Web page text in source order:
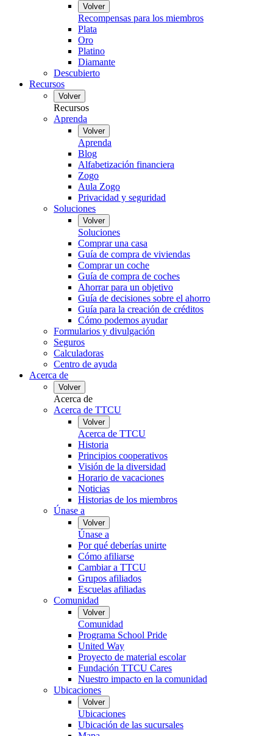
Volver
Recompensas para los miembros
Plata
Oro
Platino
Diamante
Descubierto
Recursos
Volver
Recursos
Aprenda
Volver
Aprenda
Blog
Alfabetización financiera
Zogo
Aula Zogo
Privacidad y seguridad
Soluciones
Volver
Soluciones
Comprar una casa
Guía de compra de viviendas
Comprar un coche
Guía de compra de coches
Ahorrar para un objetivo
Guía de decisiones sobre el ahorro
Guía para la creación de créditos
Cómo podemos ayudar
Formularios y divulgación
Seguros
Calculadoras
Centro de ayuda
Acerca de
Volver
Acerca de
Acerca de TTCU
Volver
Acerca de TTCU
Historia
Principios cooperativos
Visión de la diversidad
Horario de vacaciones
Noticias
Historias de los miembros
Únase a
Volver
Únase a
Por qué deberías unirte
Cómo afiliarse
Cambiar a TTCU
Grupos afiliados
Escuelas afiliadas
Comunidad
Volver
Comunidad
Programa School Pride
United Way
Proyecto de material escolar
Fundación TTCU Cares
Nuestro impacto en la comunidad
Ubicaciones
Volver
Ubicaciones
Ubicación de las sucursales